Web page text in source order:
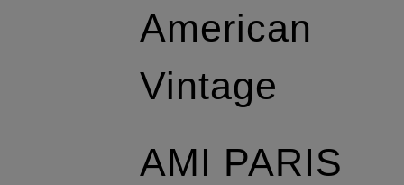
American
Vintage
AMI PARIS